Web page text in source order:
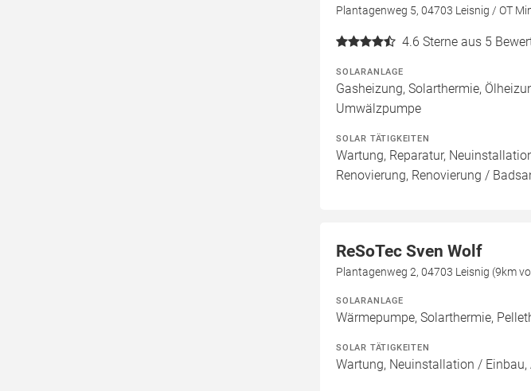
Plantagenweg 5, 04703 Leisnig / OT
4.6 Sterne aus 5
SOLARANLAGE
Gasheizung, Solarthermie,
Umwälzpumpe
SOLAR TÄTIGKEITEN
Wartung, Reparatur,
Renovierung, Renovierung /
ReSoTec Sven Wolf
Plantagenweg 2, 04703 Leisnig (9km
SOLARANLAGE
Wärmepumpe, Solarthermie,
SOLAR TÄTIGKEITEN
Wartung, Neuinstallation /